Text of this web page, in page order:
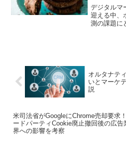
デジタルマ
迎える中、
測の課題に
オルタナテ
いとマーケ
説
米司法省がGoogleにChrome売却要求
ードパーティCookie廃止撤回後の広告
界への影響を考察